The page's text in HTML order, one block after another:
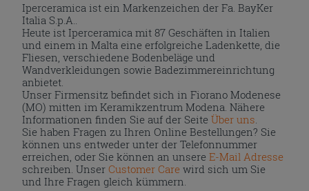
Iperceramica ist ein Markenzeichen der Fa. BayKer
Italia S.p.A..
Heute ist Iperceramica mit 87 Geschäften in Italien
und einem in Malta eine erfolgreiche Ladenkette, die
Fliesen, verschiedene Bodenbeläge und
Wandverkleidungen sowie Badezimmereinrichtung
anbietet.
Unser Firmensitz befindet sich in Fiorano Modenese
(MO) mitten im Keramikzentrum Modena. Nähere
Informationen finden Sie auf der Seite Über uns.
Sie haben Fragen zu Ihren Online Bestellungen? Sie
können uns entweder unter der Telefonnummer
erreichen, oder Sie können an unsereE-Mail Adresse
schreiben. UnserCustomer Care wird sich um Sie
und Ihre Fragen gleich kümmern.